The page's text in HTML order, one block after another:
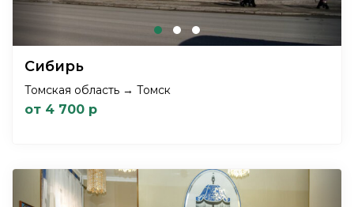
Сибирь
Томская область → Томск
от 4 700 р